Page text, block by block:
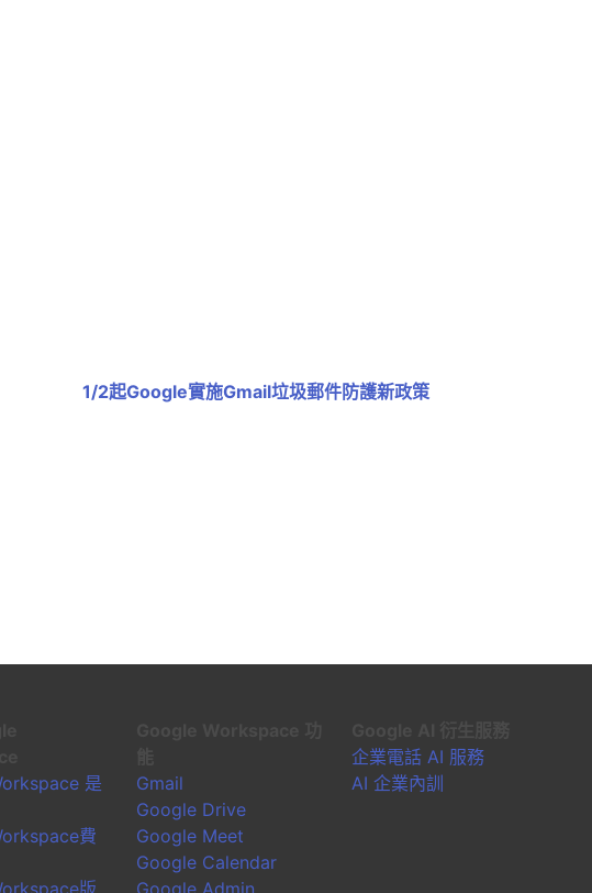
1/2起Google實施Gmail垃圾郵件防護新政策
是
費
版
Gmail
Google Drive
Google Meet
Google Calendar
Google Admin
企業電話 AI 服務
AI 企業內訓